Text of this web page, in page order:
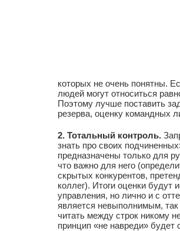
которых не очень понятны.
людей могут относиться
Поэтому лучше поставить
резерва, оценку командных
2. Тотальный контроль.
знать про своих
предназначены только для
что важно для него
скрытых конкурентов,
коллег). Итоги оценки будут
управления, но лично и с
является невыполнимым, так
читать между строк никому
принцип «не навреди» будет